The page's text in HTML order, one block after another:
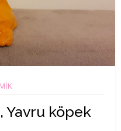
Yavru köpek